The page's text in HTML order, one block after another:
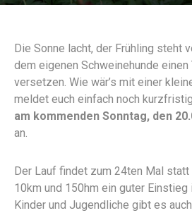
Die Sonne lacht, der Frühling steht
dem eigenen Schweinehunde
versetzen. Wie wär’s mit einer
meldet euch einfach noch
am kommenden Sonntag, den
an.
Der Lauf findet zum 24ten Mal
10km und 150hm ein guter
Kinder und Jugendliche gibt es